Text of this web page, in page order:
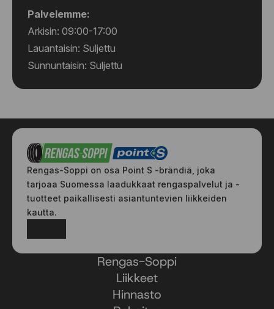
Palvelemme:
Arkisin: 09:00-17:00
Lauantaisin: Suljettu
Sunnuntaisin: Suljettu
Rengas-Soppi on osa Point S -brändiä, joka
tarjoaa Suomessa laadukkaat rengaspalvelut ja -
tuotteet paikallisesti asiantuntevien liikkeiden
kautta.
Rengas-Soppi
Liikkeet
Hinnasto